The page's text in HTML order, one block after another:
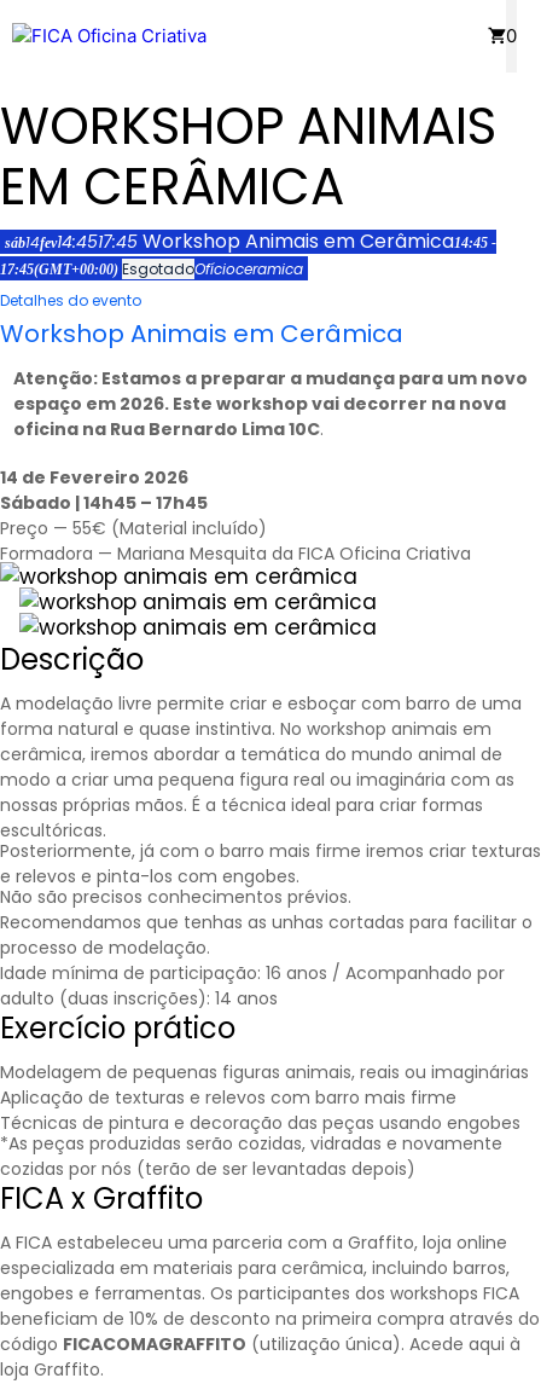
para
conteúdo
0
WORKSHOP ANIMAIS
EM CERÂMICA
sáb14fev14:4517:45 Workshop Animais em Cerâmica14:45 -
17:45(GMT+00:00) EsgotadoOfícioceramica
Detalhes do evento
Workshop Animais em Cerâmica
Atenção: Estamos a preparar a mudança para um novo
espaço em 2026. Este workshop vai decorrer na nova
oficina na Rua Bernardo Lima 10C.
14 de Fevereiro 2026
Sábado | 14h45 – 17h45
Preço — 55€ (Material incluído)
Formadora — Mariana Mesquita da FICA Oficina Criativa
Descrição
A modelação livre permite criar e esboçar com barro de uma
forma natural e quase instintiva. No workshop animais em
cerâmica, iremos abordar a temática do mundo animal de
modo a criar uma pequena figura real ou imaginária com as
nossas próprias mãos. É a técnica ideal para criar formas
escultóricas.
Posteriormente, já com o barro mais firme iremos criar texturas
e relevos e pinta-los com engobes.
Não são precisos conhecimentos prévios.
Recomendamos que tenhas as unhas cortadas para facilitar o
processo de modelação.
Idade mínima de participação: 16 anos / Acompanhado por
adulto (duas inscrições): 14 anos
Exercício prático
Modelagem de pequenas figuras animais, reais ou imaginárias
Aplicação de texturas e relevos com barro mais firme
Técnicas de pintura e decoração das peças usando engobes
*As peças produzidas serão cozidas, vidradas e novamente
cozidas por nós (terão de ser levantadas depois)
FICA x Graffito
A FICA estabeleceu uma parceria com a Graffito, loja online
especializada em materiais para cerâmica, incluindo barros,
engobes e ferramentas. Os participantes dos workshops FICA
beneficiam de 10% de desconto na primeira compra através do
código FICACOMAGRAFFITO (utilização única). Acede aqui à
loja Graffito.